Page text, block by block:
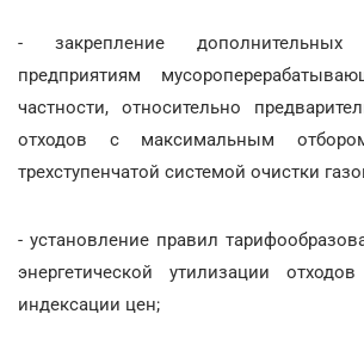
- закрепление
предприятиям
частности, относительно
отходов с максимальным
трехступенчатой системой очистки
- установление правил
энергетической утилизации
индексации цен;